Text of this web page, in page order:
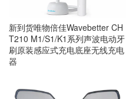
新到货唯物倍佳Wavebetter CH
T210 M1/S1/K1系列声波电动牙
刷原装感应式充电底座无线充电
器